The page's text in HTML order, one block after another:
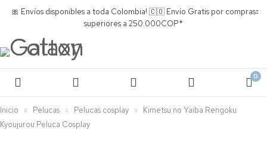
🎀 Envíos disponibles a toda Colombia! 🇨🇴 Envío Gratis por compras
superiores a 250.000COP*
0
Inicio Pelucas Pelucas cosplay
Kimetsu no Yaiba Rengoku
Kyoujurou Peluca Cosplay